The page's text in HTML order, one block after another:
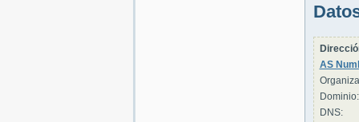
AS
Dominio:
DNS: